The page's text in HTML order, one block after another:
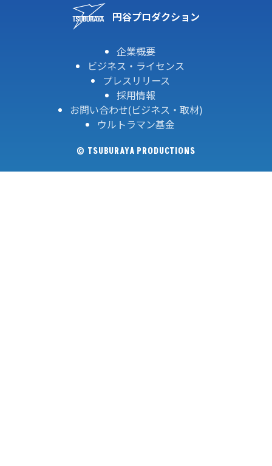
円谷プロダクション
企業概要
ビジネス・ライセンス
プレスリリース
採用情報
お問い合わせ(ビジネス・取材)
ウルトラマン基金
© TSUBURAYA PRODUCTIONS